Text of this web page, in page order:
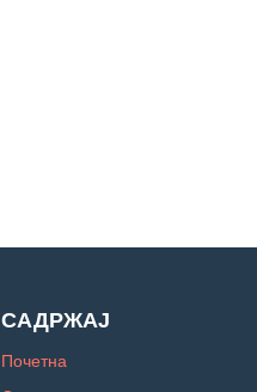
САДРЖАЈ
Почетна